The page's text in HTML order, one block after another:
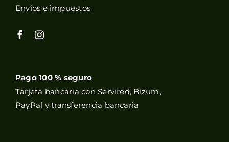
Envíos e impuestos
Pago 100 % seguro
Tarjeta bancaria con Servired, Bizum,
PayPal y transferencia bancaria